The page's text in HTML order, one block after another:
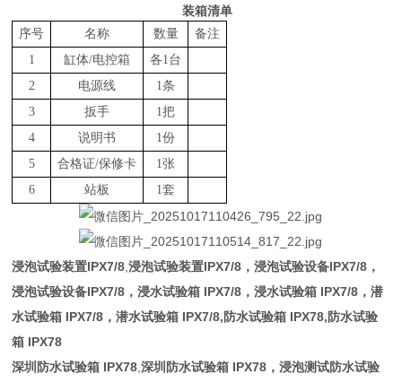
装箱清单
序号
名称 数量
备注
1
缸体/电控箱
各1台
2
电源线
1条
3
扳手
1把
4
说明书
1份
5
合格证/保修卡
1张
6
站板 1套
浸泡试验装置IPX7/8 ,浸泡试验装置IPX7/8，浸泡试验设备IPX7/8 ，
浸泡试验设备IPX7/8，浸水试验箱 IPX7/8 ，浸水试验箱 IPX7/8，潜
水试验箱 IPX7/8 ，潜水试验箱 IPX7/8,防水试验箱 IPX78,防水试验
箱 IPX78
深圳防水试验箱 IPX78 ,深圳防水试验箱 IPX78，浸泡测试防水试验